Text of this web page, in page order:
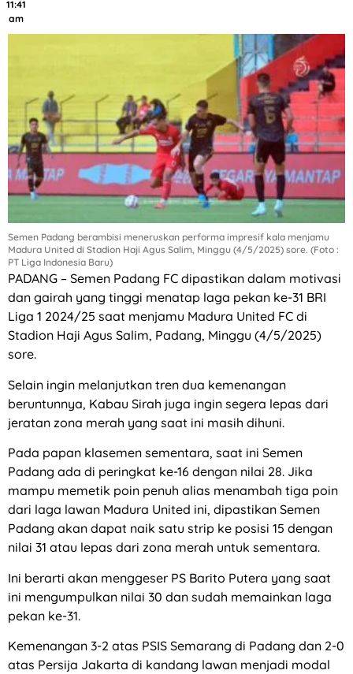
11:41
am
Semen Padang berambisi meneruskan performa impresif kala menjamu
Madura United di Stadion Haji Agus Salim, Minggu (4/5/2025) sore. (Foto :
PT Liga Indonesia Baru)
PADANG – Semen Padang FC dipastikan dalam motivasi
dan gairah yang tinggi menatap laga pekan ke-31 BRI
Liga 1 2024/25 saat menjamu Madura United FC di
Stadion Haji Agus Salim, Padang, Minggu (4/5/2025)
sore.
Selain ingin melanjutkan tren dua kemenangan
beruntunnya, Kabau Sirah juga ingin segera lepas dari
jeratan zona merah yang saat ini masih dihuni.
Pada papan klasemen sementara, saat ini Semen
Padang ada di peringkat ke-16 dengan nilai 28. Jika
mampu memetik poin penuh alias menambah tiga poin
dari laga lawan Madura United ini, dipastikan Semen
Padang akan dapat naik satu strip ke posisi 15 dengan
nilai 31 atau lepas dari zona merah untuk sementara.
Ini berarti akan menggeser PS Barito Putera yang saat
ini mengumpulkan nilai 30 dan sudah memainkan laga
pekan ke-31.
Kemenangan 3-2 atas PSIS Semarang di Padang dan 2-0
atas Persija Jakarta di kandang lawan menjadi modal